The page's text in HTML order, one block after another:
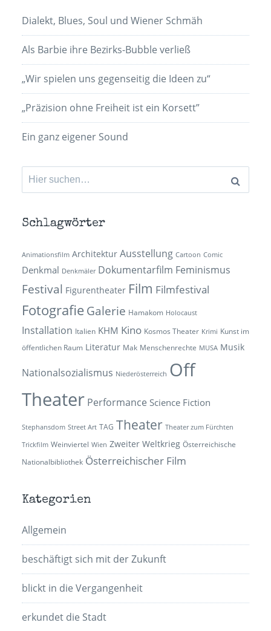
Dialekt, Blues, Soul und Wiener Schmäh
Als Barbie ihre Bezirks-Bubble verließ
„Wir spielen uns gegenseitig die Ideen zu“
„Präzision ohne Freiheit ist ein Korsett”
Ein ganz eigener Sound
Suchen
nach:
Schlagwörter
Animationsfilm Architektur Ausstellung Cartoon Comic
Denkmal Denkmäler Dokumentarfilm Feminismus
Festival Figurentheater Film Filmfestival
Fotografie Galerie Hamakom Holocaust
Installation Italien KHM Kino Kosmos Theater Krimi Kunst im
öffentlichen Raum Literatur Mak Menschenrechte MUSA Musik
Nationalsozialismus Niederösterreich Off
Theater Performance Science Fiction
Stephansdom Street Art TAG Theater Theater zum Fürchten
Trickfilm Weinviertel Wien Zweiter Weltkrieg Österreichische
Nationalbibliothek Österreichischer Film
Kategorien
Allgemein
beschäftigt sich mit der Zukunft
blickt in die Vergangenheit
erkundet die Stadt